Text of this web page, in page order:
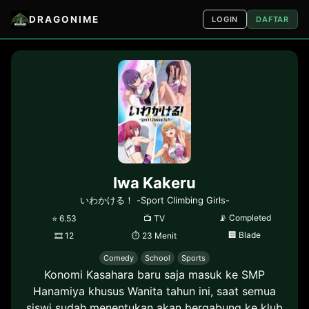
DRAGONIME LOGIN DAFTAR
Iwa Kakeru
いわかける！ -Sport Climbing Girls-
⭐6.53 📺TV 📡 Completed
🎞12 ⏱ 23 Menit 🏢 Blade
Comedy School Sports
Konomi Kasahara baru saja masuk ke SMP
Hanamiya khusus Wanita tahun ini, saat semua